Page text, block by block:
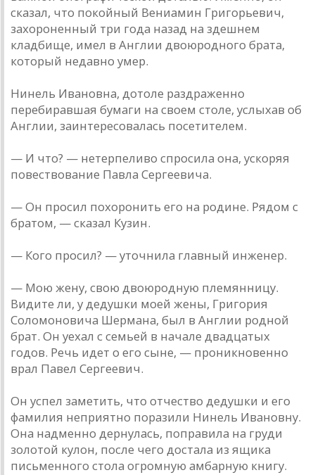
сказал, что покойный Вениамин Григорьевич,
захороненный три года назад на здешнем
кладбище, имел в Англии двоюродного брата,
который недавно умер.
Нинель Ивановна, дотоле раздраженно
перебиравшая бумаги на своем столе, услыхав об
Англии, заинтересовалась посетителем.
— И что? — нетерпеливо спросила она, ускоряя
повествование Павла Сергеевича.
— Он просил похоронить его на родине. Рядом с
братом, — сказал Кузин.
— Кого просил? — уточнила главный инженер.
— Мою жену, свою двоюродную племянницу.
Видите ли, у дедушки моей жены, Григория
Соломоновича Шермана, был в Англии родной
брат. Он уехал с семьей в начале двадцатых
годов. Речь идет о его сыне, — проникновенно
врал Павел Сергеевич.
Он успел заметить, что отчество дедушки и его
фамилия неприятно поразили Нинель Ивановну.
Она надменно дернулась, поправила на груди
золотой кулон, после чего достала из ящика
письменного стола огромную амбарную книгу.